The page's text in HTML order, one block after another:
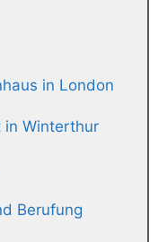
in London
in Winterthur
Berufung